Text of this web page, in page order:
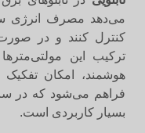
می‌دهد مصرف انرژی
کنترل کنند و در صورت
ترکیب این مولتی‌مترها
هوشمند، امکان
فراهم می‌شود که در
بسیار کاربردی است.